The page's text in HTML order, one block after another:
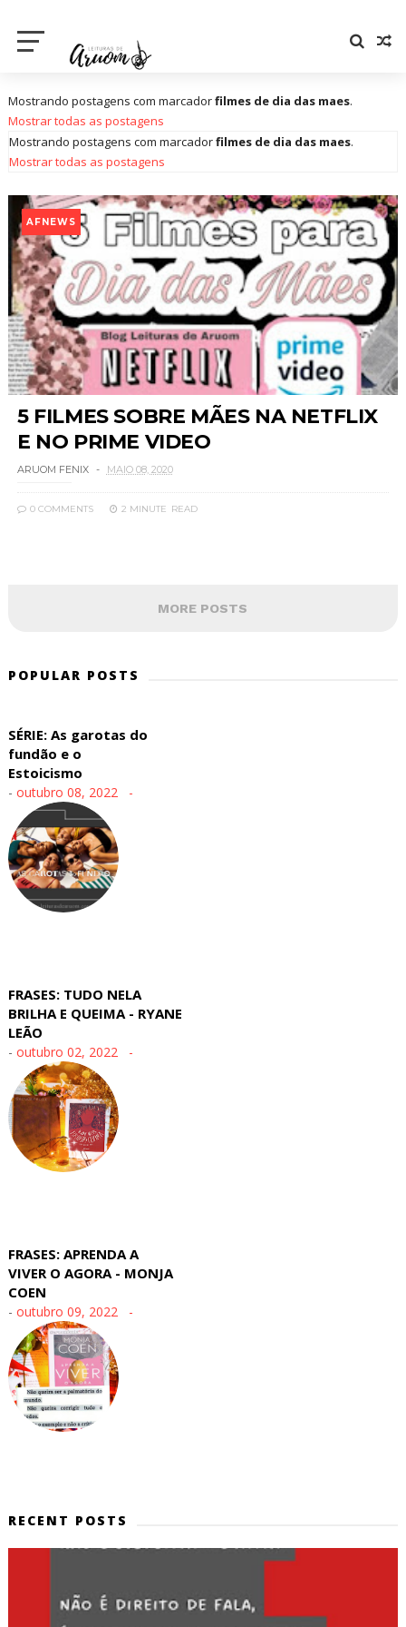
Mostrando postagens com marcadorfilmes de dia das maes.
Mostrar todas as postagens
Mostrando postagens com marcadorfilmes de dia das maes.
Mostrar todas as postagens
AFNEWS
5 FILMES SOBRE MÃES NA NETFLIX
E NO PRIME VIDEO
ARUOM FENIX MAIO 08, 2020
0 COMMENTS 2 MINUTE READ
MORE POSTS
POPULAR POSTS
SÉRIE: As garotas do
fundão e o
Estoicismo
- outubro 08, 2022
FRASES: TUDO NELA
BRILHA E QUEIMA - RYANE
LEÃO
- outubro 02, 2022
FRASES: APRENDA A
VIVER O AGORA - MONJA
COEN
- outubro 09, 2022
RECENT POSTS